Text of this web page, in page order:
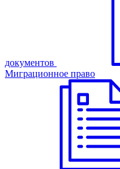
документов
Миграционное право